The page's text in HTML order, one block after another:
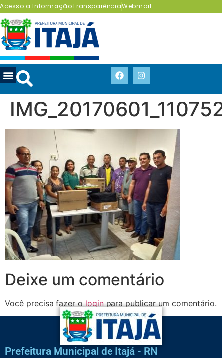
Acesso a InformaçãoTransparênciaWebmail
Deixe um comentário
Você precisa fazer ologinpara publicar um comentário.
Prefeitura Municipal de Itajá - RN